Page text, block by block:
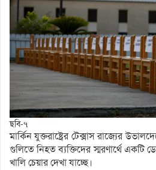
ছবি-৭
মার্কিন যুক্তরাষ্ট্রের টেক্সাস রাজ্যের
গুলিতে নিহত ব্যক্তিদের স্মরণার্থে একটি
খালি চেয়ার দেখা যাচ্ছে।